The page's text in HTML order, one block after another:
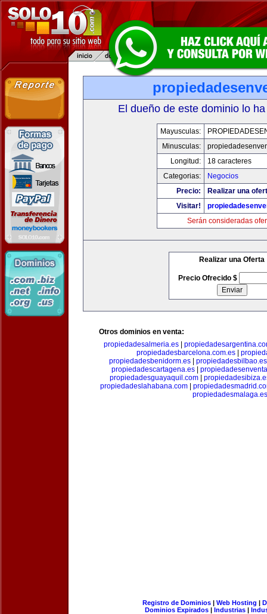
El dueño de este dominio lo
Mayusculas:
Minusculas:
Longitud:
18 caracteres
Categorias:
Negocios
Precio:
Realizar una
Visitar!
Serán consideradas
Realizar una Oferta
Precio Ofrecido $
Otros dominios en venta:
propiedadesalmeria.es
propiedadesbarcelona.com.es|
propiedadesbenidorm.es
propiedadesbilbao.es
propiedadescartagena.es|
propiedadesguayaquil.com
propiedadeslahabana.com|
propiedadesmalaga.es
Registro de Dominios| Web Hosting |
Dominios Expirados | Industrias |